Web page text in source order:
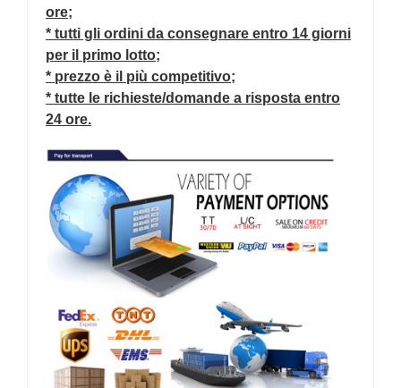
ore;
* tutti gli ordini da consegnare entro 14 giorni
per il primo lotto;
* prezzo è il più competitivo;
* tutte le richieste/domande a risposta entro
24 ore.